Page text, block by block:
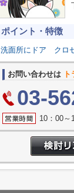
ポイント・特徴
洗面所にドア クロ
お問い合わせは
03-
10：00